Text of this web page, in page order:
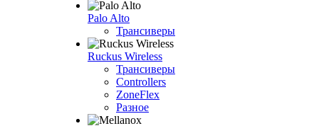
Palo Alto
Трансиверы
Ruckus Wireless
Трансиверы
Controllers
ZoneFlex
Разное